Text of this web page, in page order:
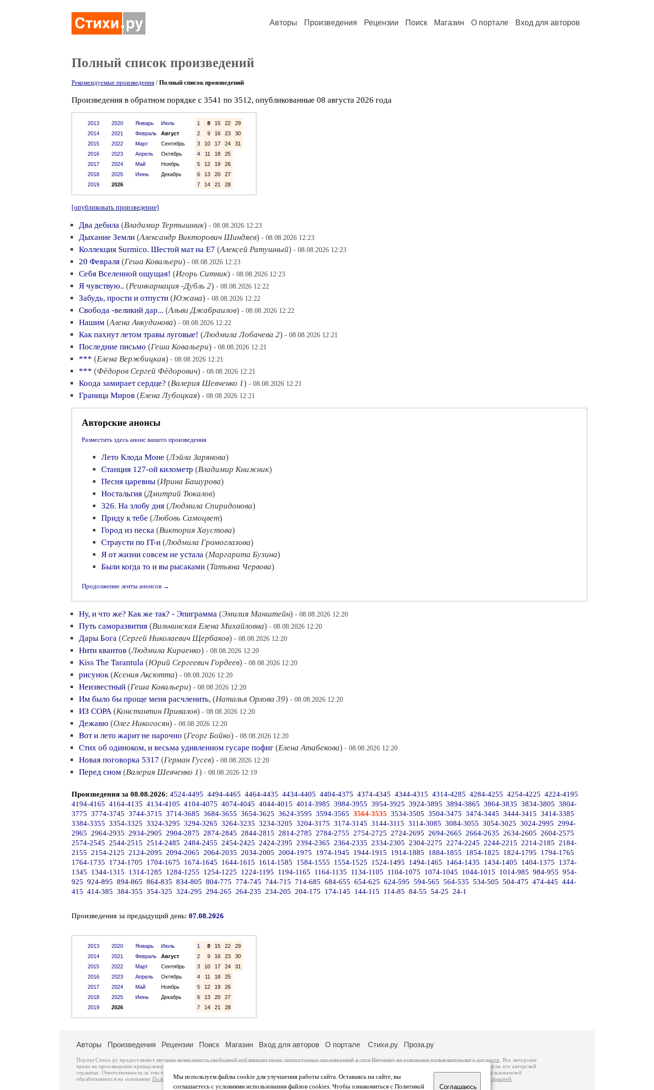
Авторы Произведения Рецензии Поиск Магазин О портале Вход для авторов
Полный список произведений
Рекомендуемые произведения / Полный список произведений
Произведения в обратном порядке с 3541 по 3512, опубликованные 08 августа 2026 года
2013
2014
2015
2016
2017
2018
2019
2020
2021
2022
2023
2024
2025
2026
Январь
Июль
Февраль
Август
Март
Сентябрь
Апрель
Октябрь
Май
Ноябрь
Июнь
Декабрь
1 8 15 22
29
2
9 16 23
30
3
10 17 24
31
4
11 18
25
5
12 19
26
6
13 20
27
7
14 21 28
[опубликовать произведение]
Два дебила (Владимир Тертышник) - 08.08.2026 12:23
Дыхание Земли (Александр Викторович Шиндяев) - 08.08.2026 12:23
Коллекция Surmico. Шестой мат на Е7 (Алексей Ратушный) - 08.08.2026 12:23
20 Февраля (Геша Ковальери) - 08.08.2026 12:23
Себя Вселенной ощущая! (Игорь Ситник) - 08.08.2026 12:23
Я чувствую.. (Реинкарнация -Дубль 2) - 08.08.2026 12:22
Забудь, прости и отпусти (Южана) - 08.08.2026 12:22
Свобода -великий дар... (Альви Джабраилов) - 08.08.2026 12:22
Нашим (Алена Анкудинова) - 08.08.2026 12:22
Как пахнут летом травы луговые! (Людмила Лобачева 2) - 08.08.2026 12:21
Последние письмо (Геша Ковальери) - 08.08.2026 12:21
*** (Елена Вержбицкая) - 08.08.2026 12:21
*** (Фёдоров Сергей Фёдорович) - 08.08.2026 12:21
Коода замирает сердце? (Валерия Шевченко 1) - 08.08.2026 12:21
Граница Миров (Елена Лубоцкая) - 08.08.2026 12:21
Авторские анонсы
Разместить здесь анонс вашего произведения
Лето Клода Моне (Лэйла Зарянова)
Станция 127-ой километр (Владимир Книжник)
Песня царевны (Ирина Башурова)
Ностальгия (Дмитрий Тюкалов)
326. На злобу дня (Людмила Спиридонова)
Приду к тебе (Любовь Самоцвет)
Город из песка (Виктория Хаустова)
Страусти по IT-и (Людмила Громоглазова)
Я от жизни совсем не устала (Маргарита Бузина)
Были когда то и вы рысаками (Татьяна Червова)
Продолжение ленты анонсов →
Ну, и что же? Как же так? - Эпиграмма (Эмилия Манштейн) - 08.08.2026 12:20
Путь саморазвития (Вильчинская Елена Михайловна) - 08.08.2026 12:20
Дары Бога (Сергей Николаевич Щербаков) - 08.08.2026 12:20
Нити квантов (Людмила Кириенко) - 08.08.2026 12:20
Kiss The Tarantula (Юрий Сергеевич Гордеев) - 08.08.2026 12:20
рисунок(Ксения Аксютта) - 08.08.2026 12:20
Неизвестный (Геша Ковальери) - 08.08.2026 12:20
Им было бы проще меня расчленить, (Наталья Орлова 39) - 08.08.2026 12:20
ИЗ СОРА (Константин Привалов) - 08.08.2026 12:20
Дежавю (Олег Никогосян) - 08.08.2026 12:20
Вот и лето жарит не нарочно (Георг Бойко) - 08.08.2026 12:20
Стих об одиноком, и весьма удивленном гусаре пофиг (Елена Атабекова) - 08.08.2026 12:20
Новая поговорка 5317 (Герман Гусев) - 08.08.2026 12:20
Перед сном (Валерия Шевченко 1) - 08.08.2026 12:19
Произведения за 08.08.2026: 4524-4495 4494-4465 4464-4435 4434-4405 4404-4375 4374-4345 4344-4315 4314-4285 4284-4255 4254-4225 4224-4195
4194-4165 4164-4135 4134-4105 4104-4075 4074-4045 4044-4015 4014-3985 3984-3955 3954-3925 3924-3895 3894-3865 3864-3835 3834-3805 3804-
3775 3774-3745 3744-3715 3714-3685 3684-3655 3654-3625 3624-3595 3594-3565 3564-3535 3534-3505 3504-3475 3474-3445 3444-3415 3414-3385
3384-3355 3354-3325 3324-3295 3294-3265 3264-3235 3234-3205 3204-3175 3174-3145 3144-3115 3114-3085 3084-3055 3054-3025 3024-2995
2994-
2965
2964-2935 2934-2905 2904-2875 2874-2845 2844-2815 2814-2785 2784-2755 2754-2725 2724-2695 2694-2665 2664-2635 2634-2605
2604-2575
2574-2545
2544-2515 2514-2485 2484-2455 2454-2425 2424-2395 2394-2365 2364-2335 2334-2305 2304-2275 2274-2245 2244-2215 2214-2185
2184-
2155
2154-2125 2124-2095 2094-2065 2064-2035 2034-2005 2004-1975 1974-1945 1944-1915 1914-1885 1884-1855 1854-1825 1824-1795
1794-1765
1764-1735
1734-1705 1704-1675 1674-1645 1644-1615 1614-1585 1584-1555 1554-1525 1524-1495 1494-1465 1464-1435 1434-1405 1404-1375
1374-
1345
1344-1315 1314-1285 1284-1255 1254-1225 1224-1195 1194-1165 1164-1135 1134-1105 1104-1075 1074-1045 1044-1015 1014-985 984-955 954-
925 924-895 894-865 864-835 834-805 804-775 774-745 744-715 714-685 684-655 654-625 624-595 594-565 564-535 534-505 504-475 474-445 444-
415 414-385 384-355 354-325 324-295 294-265 264-235 234-205 204-175 174-145 144-115 114-85 84-55 54-25 24-1
Произведения за предыдущий день: 07.08.2026
2013
2014
2015
2016
2017
2018
2019
2020
2021
2022
2023
2024
2025
2026
Январь
Июль
Февраль
Август
Март
Сентябрь
Апрель
Октябрь
Май
Ноябрь
Июнь
Декабрь
1 8 15 22
29
2
9 16 23
30
3
10 17 24
31
4
11 18
25
5
12 19
26
6
13 20
27
7
14 21 28
Мы используем файлы cookie для улучшения работы сайта. Оставаясь на сайте, вы
соглашаетесь с условиями использования файлов cookies. Чтобы ознакомиться с Политикой
Соглашаюсь
Авторы Произведения Рецензии Поиск Магазин Вход для авторов О портале Стихи.ру Проза.ру
Портал Стихи.ру предоставляет авторам возможность свободной публикации своих литературных произведений в сети Интернет на основаниипользовательского договора
. Все авторские
права на произведения принадлежат авторам и охраняются
. Перепечатка произведений возможна только с согласия его автора, к которому вы можете обратиться на его авторской
странице. Ответственность за тексты произведений авторы несут самостоятельно на основании
законодательства Российской Федерации. Данные пользователей
обрабатываются на основании Политики обработки персональных данных. Вы также можете посмотреть более подробнуюинформацию о портале связаться с администрацией